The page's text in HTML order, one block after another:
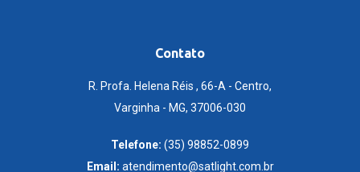
Contato
R. Profa. Helena Réis , 66-A - Centro,
Varginha - MG, 37006-030
Telefone: (35) 98852-0899
Email: atendimento@satlight.com.br